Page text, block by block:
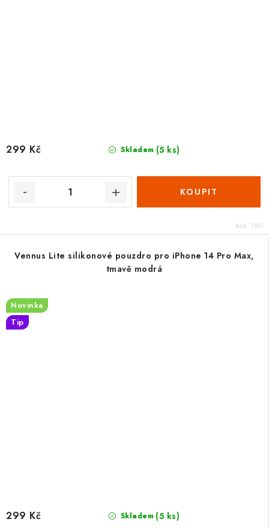
Skladem (5 ks)
299 Kč
Kód: 7551
Vennus Lite silikonové pouzdro pro iPhone 14 Pro Max,
tmavě modrá
Novinka
Tip
Skladem (5 ks)
299 Kč